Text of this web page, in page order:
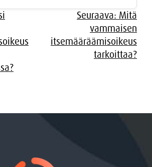
Seuraava: Mitä
vammaisen
itsemääräämisoikeus
tarkoittaa?